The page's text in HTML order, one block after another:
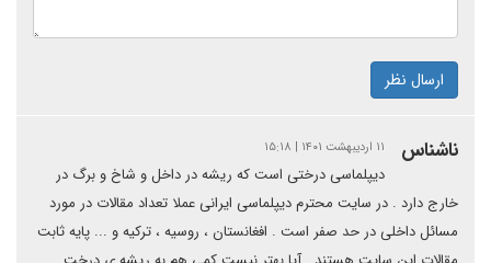
ارسال نظر
ناشناس ۱۱ اردیبهشت ۱۴۰۱ | ۱۵:۱۸
دیپلماسی درختی است که ریشه در داخل و شاخ و برگ در
خارج دارد . در سایت محترم دیپلماسی ایرانی عملا تعداد مقالات در مورد
مسائل داخلی در حد صفر است . افغانستان ، روسیه ، ترکیه و ... پایه ثابت